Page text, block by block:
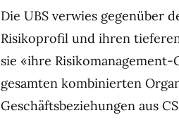
Die UBS verwies gegenüber
Risikoprofil und ihren
sie «ihre
gesamten kombinierten
Geschäftsbeziehungen aus